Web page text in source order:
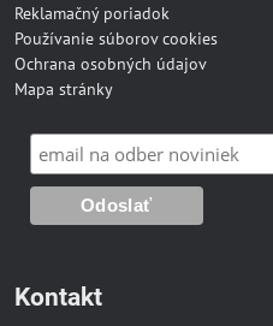
Reklamačný poriadok
Používanie súborov cookies
Ochrana osobných údajov
Mapa stránky
Kontakt